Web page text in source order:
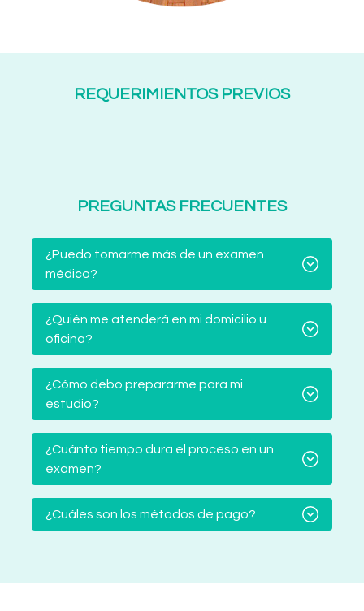
REQUERIMIENTOS PREVIOS
PREGUNTAS FRECUENTES
¿Puedo tomarme más de un examen
médico?
¿Quién me atenderá en mi domicilio u
oficina?
¿Cómo debo prepararme para mi
estudio?
¿Cuánto tiempo dura el proceso en un
examen?
¿Cuáles son los métodos de pago?